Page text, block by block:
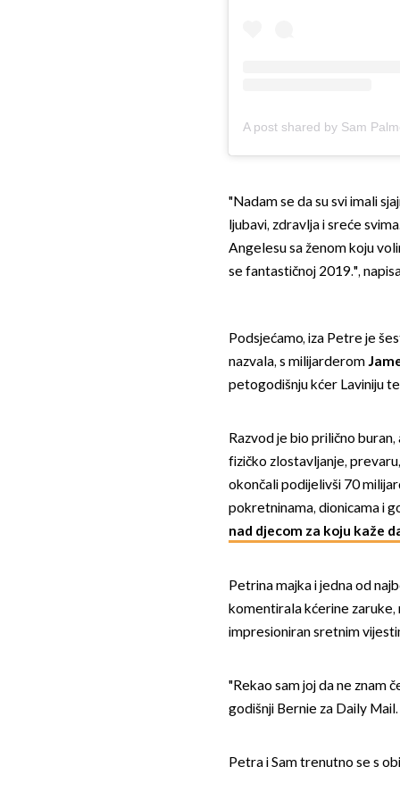
A post shared by Sam
"Nadam se da su svi imali
ljubavi, zdravlja i sreće
Angelesu sa ženom koju
se fantastičnoj 2019.",
Podsjećamo, iza Petre je
nazvala, s milijarderom
petogodišnju kćer Laviniju
Razvod je bio prilično
fizičko zlostavljanje,
okončali podijelivši 70
pokretninama, dionicama i
nad djecom za koju kaže
Petrina majka i jedna od
komentirala kćerine zaruke,
impresioniran sretnim
"Rekao sam joj da ne znam
godišnji Bernie za Daily
Petra i Sam trenutno se s